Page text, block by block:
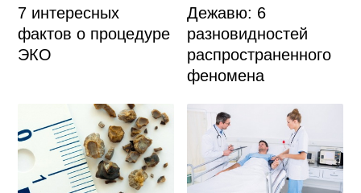
7 интересных
фактов о процедуре
ЭКО
Дежавю: 6
разновидностей
распространенного
феномена